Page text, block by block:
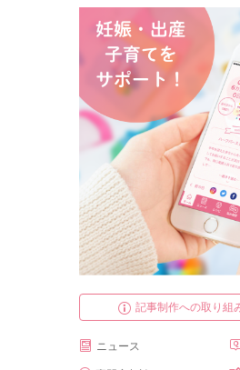
記事制作への取り組
ニュース